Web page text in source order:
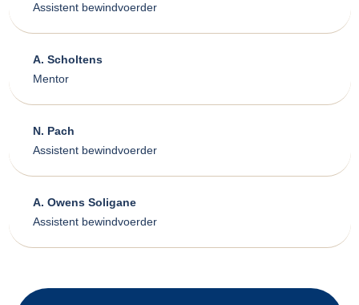
Assistent bewindvoerder
A. Scholtens
Mentor
N. Pach
Assistent bewindvoerder
A. Owens Soligane
Assistent bewindvoerder